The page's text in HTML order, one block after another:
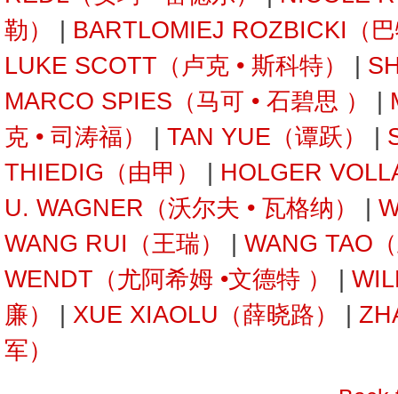
勒）
BARTLOMIEJ ROZBICKI（
LUKE SCOTT（卢克 • 斯科特）
MARCO SPIES（马可 • 石碧思 ）
克 • 司涛福）
TAN YUE（谭跃）
THIEDIG（由甲）
HOLGER
U. WAGNER（沃尔夫 • 瓦格纳）
WANG RUI（王瑞）
WANG TAO
WENDT（尤阿希姆 •文德特 ）
廉）
XUE XIAOLU（薛晓路）
军）